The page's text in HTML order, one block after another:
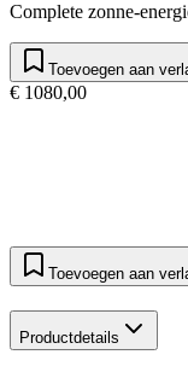
Complete zonne-
Toevoegen aan
€ 1080,00
Toevoegen aan
Productdetails